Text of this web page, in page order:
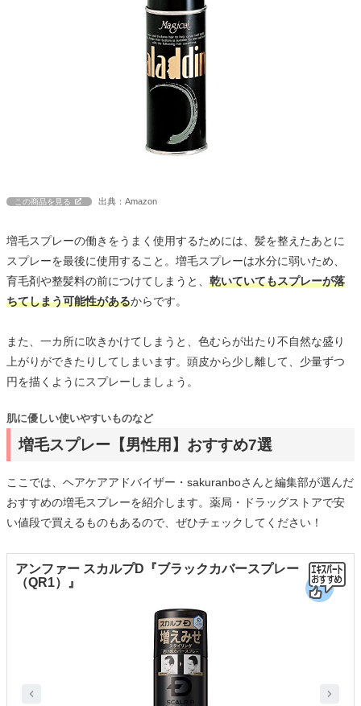
この商品を見る 出典：Amazon
増毛スプレーの働きをうまく使用するためには、髪を整えたあとに
スプレーを最後に使用すること。増毛スプレーは水分に弱いため、
育毛剤や整髪料の前につけてしまうと、 乾いていてもスプレーが落
ちてしまう可能性があるからです。
また、一カ所に吹きかけてしまうと、色むらが出たり不自然な盛り
上がりができたりしてしまいます。頭皮から少し離して、少量ずつ
円を描くようにスプレーしましょう。
増毛スプレー【男性用】おすすめ7選
肌に優しい使いやすいものなど
ここでは、ヘアケアアドバイザー・sakuranboさんと編集部が選んだ
おすすめの増毛スプレーを紹介します。薬局・ドラッグストアで安
い値段で買えるものもあるので、ぜひチェックしてください！
アンファー スカルプD『ブラックカバースプレー
（QR1）』